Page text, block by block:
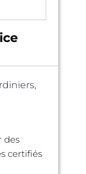
des
certifiés